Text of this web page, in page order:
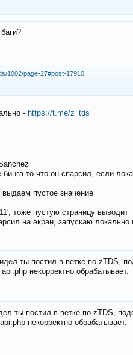
1002/page-27#post-17910
- https://t.me/z_tds
то что он спарсил, если
пустое значение
тоже пустую страницу выводит
на экран, запускаю локально
ты постил в ветке по zTDS,
некорректно обрабатывает.
ты постил в ветке по zTDS,
некорректно обрабатывает.